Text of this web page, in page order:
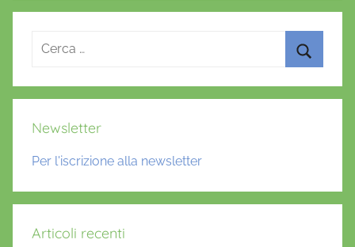
i
o
k
p
Ricerca
Newsletter
Per l'iscrizione alla newsletter
Articoli recenti